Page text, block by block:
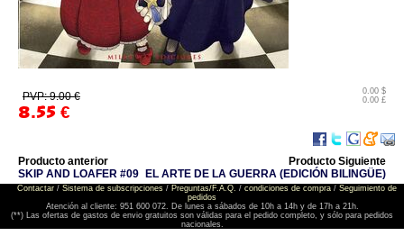
PVP: 9.00 €
8.55 €
0.00 $
0.00 £
Producto anterior
SKIP AND LOAFER #09
Producto Siguiente
EL ARTE DE LA GUERRA (EDICIÓN BILINGÜE)
Contactar/ Sistema de subscripciones/ Preguntas/F.A.Q. / condiciones de compra/ Seguimiento de
pedidos
Atención al cliente: 951 600 072. De lunes a sábados de 10h a 14h y de 17h a 21h.
(**) Las ofertas de gastos de envio gratuitos son válidas para el pedido completo, y sólo para pedidos
nacionales.